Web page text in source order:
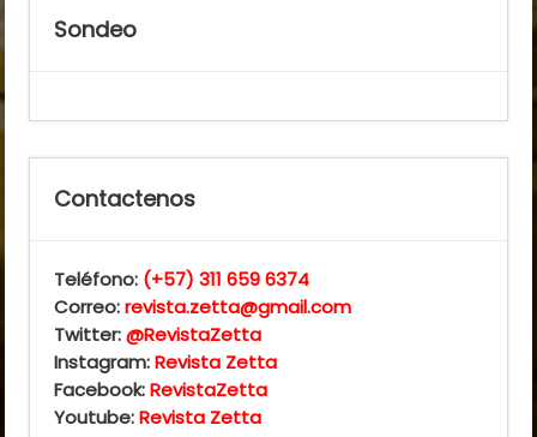
Sondeo
Contactenos
Teléfono: (+57) 311 659 6374
Correo:revista.zetta@gmail.com
Twitter:@RevistaZetta
Instagram:Revista Zetta
Facebook:RevistaZetta
Youtube:Revista Zetta